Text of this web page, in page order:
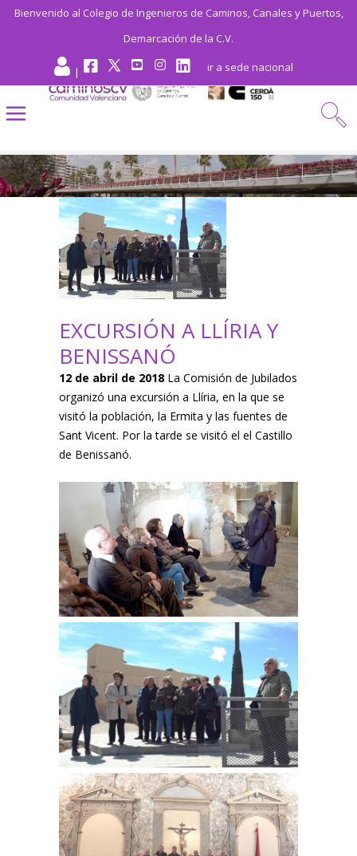
Bienvenido al Colegio de Ingenieros de Caminos, Canales y Puertos,
Demarcación de la C.V.
| ir a sede nacional
EXCURSIÓN A LLÍRIA Y
BENISSANÓ
12 de abril de 2018 La Comisión de Jubilados
organizó una excursión a Llíria, en la que se
visitó la población, la Ermita y las fuentes de
Sant Vicent. Por la tarde se visitó el el Castillo
de Benissanó.